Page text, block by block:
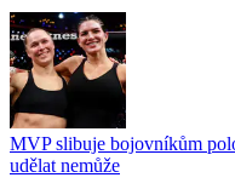
MVP slibuje bojovníkům
udělat nemůže